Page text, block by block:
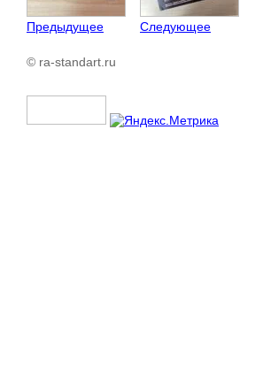
Предыдущее Следующее
© ra-standart.ru